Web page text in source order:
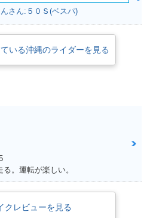
さん:５０Ｓ(ベスパ)
いる沖縄のライダーを見る
。運転が楽しい。
クレビューを見る